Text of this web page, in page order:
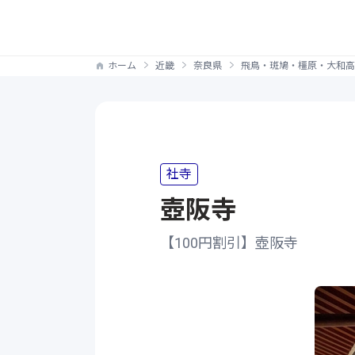
ホーム 近畿 奈良県 飛鳥・斑鳩・橿原・大和
社寺
壺阪寺
【100円割引】壺阪寺